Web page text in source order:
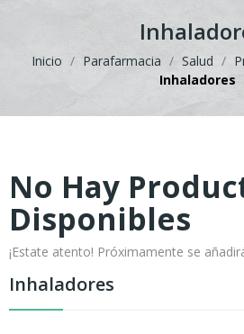
Inicio Parafarmacia Salud
Inhaladores
Inhaladores
No Hay
Disponibles
¡Estate atento! Próximamente se